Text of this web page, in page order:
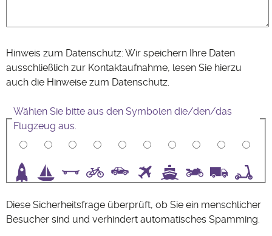
Hinweis zum Datenschutz: Wir speichern Ihre Daten
ausschließlich zur Kontaktaufnahme, lesen Sie hierzu
auch die Hinweise zum Datenschutz.
Wählen Sie bitte aus den Symbolen die/den/das
Flugzeug aus.
Diese Sicherheitsfrage überprüft, ob Sie ein menschlicher
Besucher sind und verhindert automatisches Spamming.